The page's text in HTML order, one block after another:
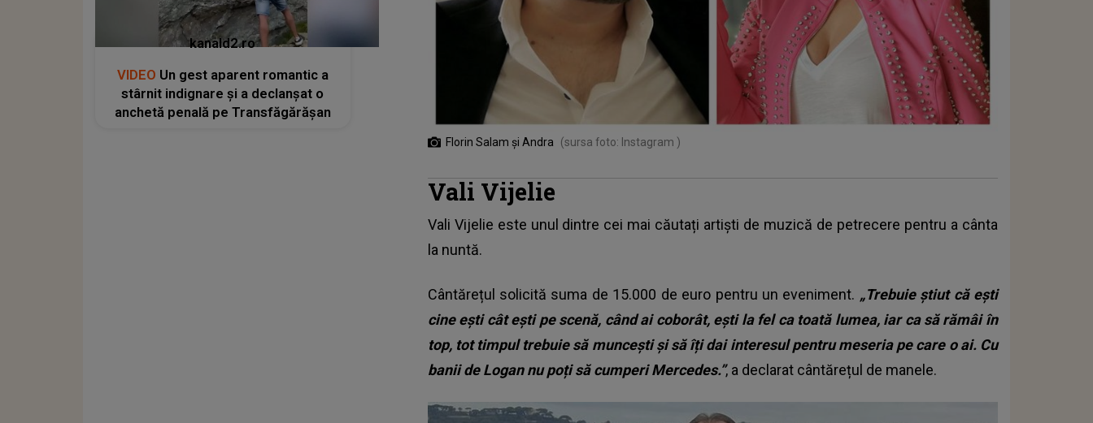
Florin Salam și Andra (sursa foto: Instagram )
Vali Vijelie
Vali Vijelie este unul dintre cei mai căutați artiști de muzică de petrecere pentru a cânta
la nuntă.
Cântărețul solicită suma de 15.000 de euro pentru un eveniment. „Trebuie știut că ești
cine ești cât ești pe scenă, când ai coborât, ești la fel ca toată lumea, iar ca să rămâi în
top, tot timpul trebuie să muncești și să îți dai interesul pentru meseria pe care o ai. Cu
banii de Logan nu poți să cumperi Mercedes.”, a declarat cântărețul de manele.
kanald2.ro
VIDEO Un gest aparent romantic a
stârnit indignare și a declanșat o
anchetă penală pe Transfăgărășan